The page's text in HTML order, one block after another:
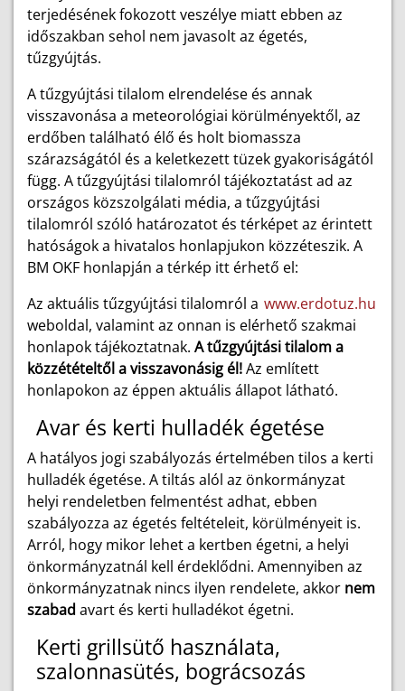
terjedésének fokozott veszélye miatt ebben az
időszakban sehol nem javasolt az égetés,
tűzgyújtás.
A tűzgyújtási tilalom elrendelése és annak
visszavonása a meteorológiai körülményektől, az
erdőben található élő és holt biomassza
szárazságától és a keletkezett tüzek gyakoriságától
függ. A tűzgyújtási tilalomról tájékoztatást ad az
országos közszolgálati média, a tűzgyújtási
tilalomról szóló határozatot és térképet az érintett
hatóságok a hivatalos honlapjukon közzéteszik. A
BM OKF honlapján a térkép itt érhető el:
Az aktuális tűzgyújtási tilalomról a www.erdotuz.hu
weboldal, valamint az onnan is elérhető szakmai
honlapok tájékoztatnak. A tűzgyújtási tilalom a
közzétételtől a visszavonásig él!Az említett
honlapokon az éppen aktuális állapot látható.
Avar és kerti hulladék égetése
A hatályos jogi szabályozás értelmében tilos a kerti
hulladék égetése. A tiltás alól az önkormányzat
helyi rendeletben felmentést adhat, ebben
szabályozza az égetés feltételeit, körülményeit is.
Arról, hogy mikor lehet a kertben égetni, a helyi
önkormányzatnál kell érdeklődni. Amennyiben az
önkormányzatnak nincs ilyen rendelete, akkor nem
szabad avart és kerti hulladékot égetni.
Kerti grillsütő használata,
szalonnasütés, bográcsozás